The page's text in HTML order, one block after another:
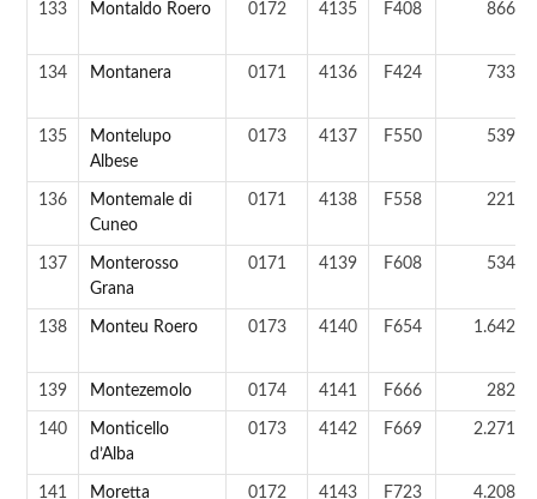
133 Montaldo Roero 0172 4135 F408 866 ab
134 Montanera 0171 4136 F424 733 ab
135
Montelupo
Albese
0173 4137 F550 539 ab
136
Montemale di
Cuneo
0171 4138 F558 221 ab
137
Monterosso
Grana
0171 4139 F608 534 ab
138 Monteu Roero 0173 4140 F654 1.642 ab
139 Montezemolo 0174 4141 F666 282 ab
140
Monticello
d’Alba
0173 4142 F669 2.271 ab
141 Moretta 0172 4143 F723 4.208 ab